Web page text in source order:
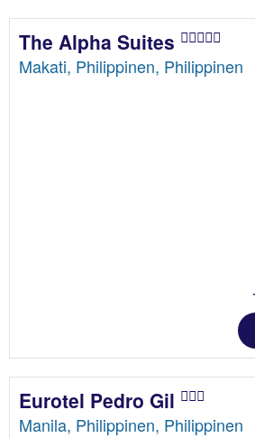
The Alpha Suites
Makati, Philippinen, Philippinen
Eurotel Pedro Gil
Manila, Philippinen, Philippinen